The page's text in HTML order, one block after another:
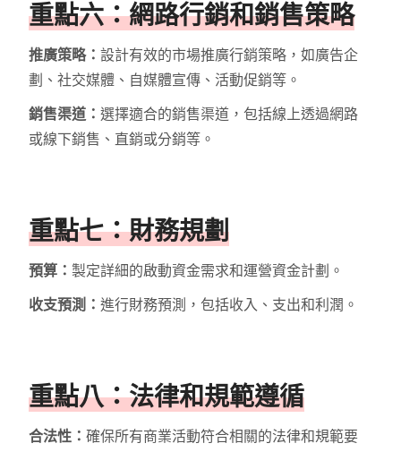
重點六：網路行銷和銷售策略
推廣策略：設計有效的市場推廣行銷策略，如廣告企
劃、社交媒體、自媒體宣傳、活動促銷等。
銷售渠道：選擇適合的銷售渠道，包括線上透過網路
或線下銷售、直銷或分銷等。
重點七：財務規劃
預算：製定詳細的啟動資金需求和運營資金計劃。
收支預測：進行財務預測，包括收入、支出和利潤。
重點八：法律和規範遵循
合法性：確保所有商業活動符合相關的法律和規範要